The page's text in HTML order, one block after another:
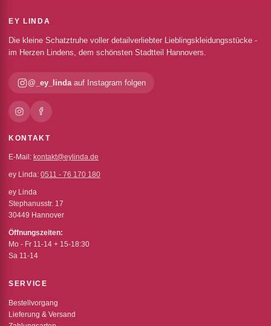
EY LINDA
Die kleine Schatztruhe voller detailverliebter Lieblingskleidungsstücke -
im Herzen Lindens, dem schönsten Stadtteil Hannovers.
@_ey_lindaauf Instagram folgen
KONTAKT
E-Mail: kontakt@eylinda.de
ey Linda: 0511 - 76 170 180
ey Linda
Stephanusstr. 17
30449 Hannover
Öffnungszeiten:
Mo - Fr 11-14 + 15-18:30
Sa 11-14
SERVICE
Bestellvorgang
Lieferung & Versand